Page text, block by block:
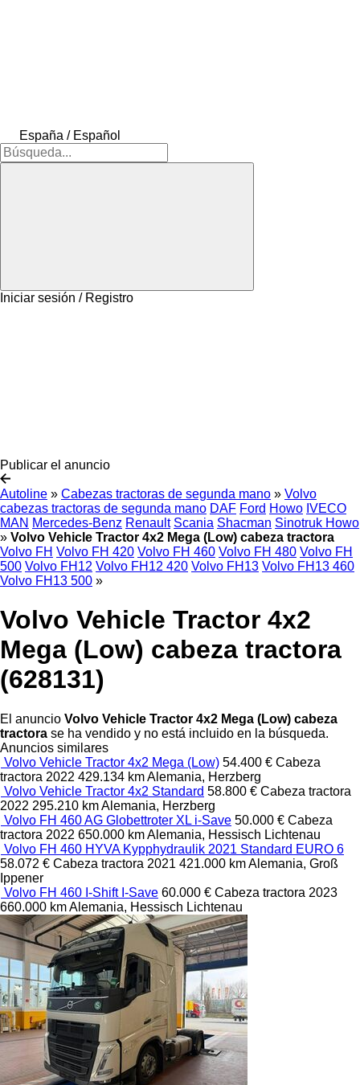
España / Español
Iniciar sesión / Registro
Publicar el anuncio
Autoline » Cabezas tractoras de segunda mano » Volvo
cabezas tractoras de segunda mano DAF Ford Howo IVECO
MAN Mercedes-Benz Renault Scania Shacman Sinotruk Howo
» Volvo Vehicle Tractor 4x2 Mega (Low) cabeza tractora
Volvo FH Volvo FH 420 Volvo FH 460 Volvo FH 480 Volvo FH
500 Volvo FH12 Volvo FH12 420 Volvo FH13 Volvo FH13 460
Volvo FH13 500 »
Volvo Vehicle Tractor 4x2
Mega (Low) cabeza tractora
(628131)
El anuncio Volvo Vehicle Tractor 4x2 Mega (Low) cabeza
tractora se ha vendido y no está incluido en la búsqueda.
Anuncios similares
Volvo Vehicle Tractor 4x2 Mega (Low) 54.400 € Cabeza
tractora 2022 429.134 kmAlemania, Herzberg
Volvo Vehicle Tractor 4x2 Standard 58.800 € Cabeza tractora
2022 295.210 kmAlemania, Herzberg
Volvo FH 460 AG Globettroter XL i-Save 50.000 € Cabeza
tractora 2022 650.000 kmAlemania, Hessisch Lichtenau
Volvo FH 460 HYVA Kypphydraulik 2021 Standard EURO 6
58.072 € Cabeza tractora 2021 421.000 kmAlemania, Groß
Ippener
Volvo FH 460 I-Shift I-Save 60.000 € Cabeza tractora 2023
660.000 kmAlemania, Hessisch Lichtenau